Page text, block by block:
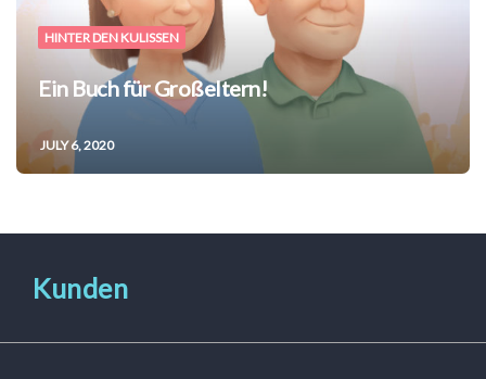
HINTER DEN KULISSEN
Ein Buch für Großeltern!
JULY 6, 2020
Kunden